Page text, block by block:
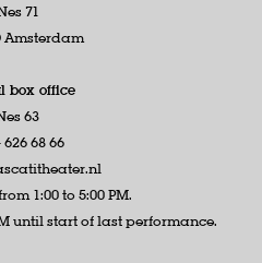
71
Amsterdam
box office
63
626 68 66
1:00 to 5:00 PM.
until start of last performance.